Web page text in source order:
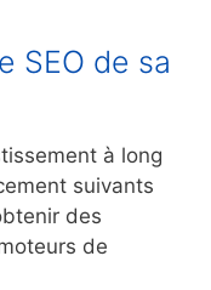
SEO de sa
à long
suivants
des
de